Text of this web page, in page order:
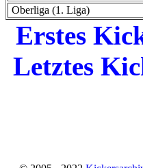
Oberliga (1. Liga)
Erstes
Letztes